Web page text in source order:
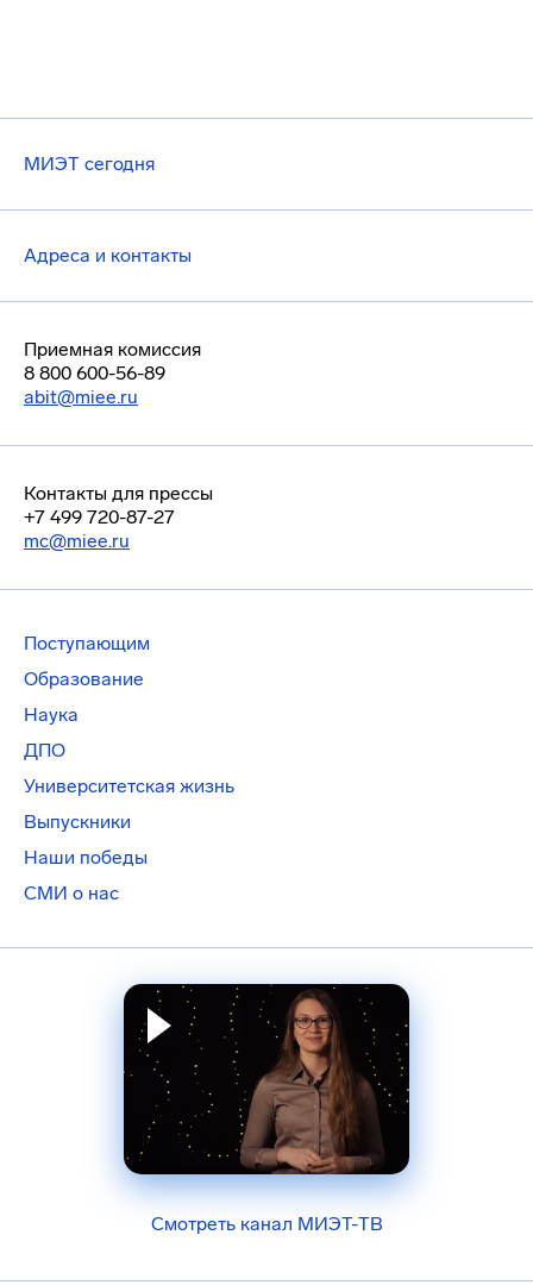
МИЭТ сегодня
Адреса и контакты
Приемная комиссия
8 800 600-56-89
abit@miee.ru
Контакты для прессы
+7 499 720-87-27
mc@miee.ru
Поступающим
Образование
Наука
ДПО
Университетская жизнь
Выпускники
Наши победы
СМИ о нас
Смотреть канал МИЭТ-ТВ